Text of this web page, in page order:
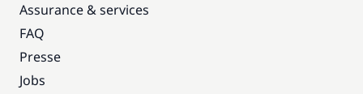
Assurance & services
FAQ
Presse
Jobs